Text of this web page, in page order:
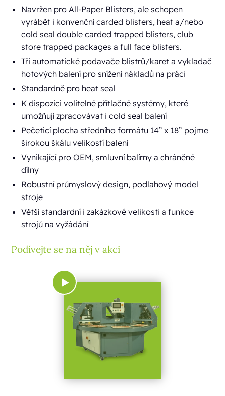
Navržen pro All-Paper Blisters, ale schopen
vyrábět i konvenční carded blisters, heat a/nebo
cold seal double carded trapped blisters, club
store trapped packages a full face blisters.
Tři automatické podavače blistrů/karet a vykladač
hotových balení pro snížení nákladů na práci
Standardně pro heat seal
K dispozici volitelné přítlačné systémy, které
umožňují zpracovávat i cold seal balení
Pečeticí plocha středního formátu 14” x 18” pojme
širokou škálu velikostí balení
Vynikající pro OEM, smluvní balírny a chráněné
dílny
Robustní průmyslový design, podlahový model
stroje
Větší standardní i zakázkové velikosti a funkce
strojů na vyžádání
Podívejte se na něj v akci